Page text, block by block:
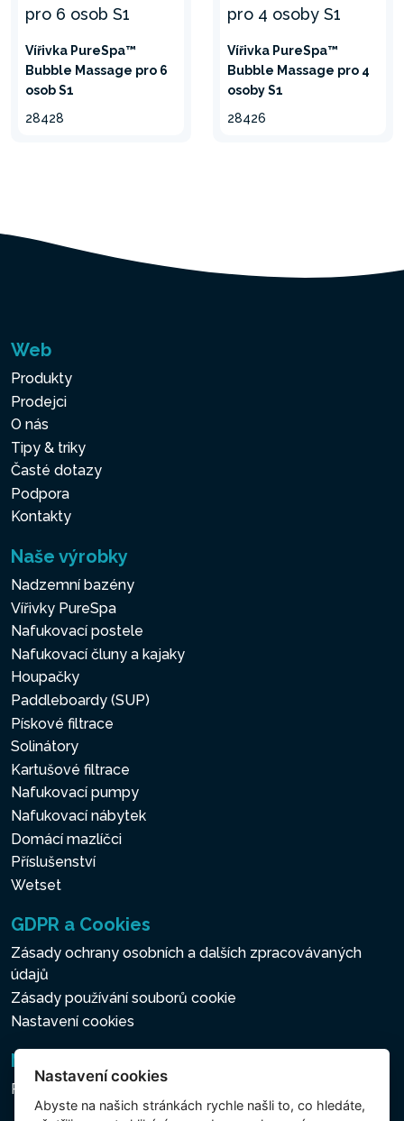
minimalizovat
Vířivka PureSpa™
Bubble Massage pro 6
osob S1
28428
Vířivka PureSpa™
Bubble Massage pro 4
osoby S1
28426
Web
Produkty
Prodejci
O nás
Tipy & triky
Časté dotazy
Podpora
Kontakty
Naše výrobky
Nadzemní bazény
Vířivky PureSpa
Nafukovací postele
Nafukovací čluny a kajaky
Houpačky
Paddleboardy (SUP)
Pískové filtrace
Solinátory
Kartušové filtrace
Nafukovací pumpy
Nafukovací nábytek
Domácí mazlíčci
Příslušenství
Wetset
GDPR a Cookies
Zásady ochrany osobních a dalších zpracovávaných
údajů
Zásady používání souborů cookie
Nastavení cookies
Newsletter
Přihlášení k odběru novinek
Nastavení cookies
Abyste na našich stránkách rychle našli to, co hledáte,